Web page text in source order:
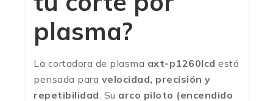
plasma?
La cortadora de plasma axt-p1260lcd está
pensada para velocidad, precisión y
repetibilidad . Su arco piloto (encendido